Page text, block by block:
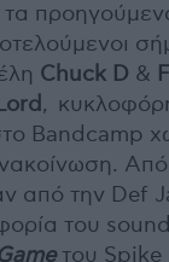
Chuck D &
,
Bandcamp
Από
από την Def
του
του Spike